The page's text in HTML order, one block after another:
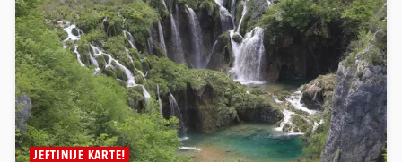
JEFTINIJE KARTE!